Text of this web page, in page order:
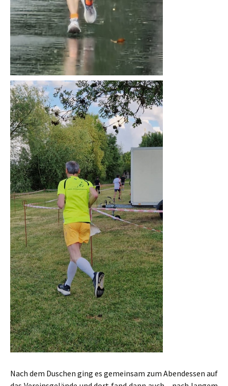
Nach dem Duschen ging es gemeinsam zum Abendessen auf